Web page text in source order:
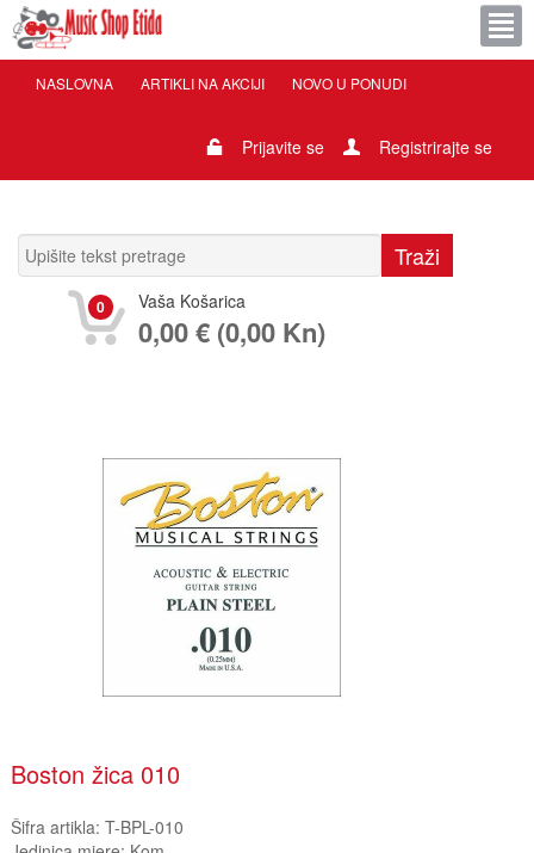
NASLOVNA ARTIKLI NA AKCIJI NOVO U PONUDI
Prijavite se Registrirajte se
0 Vaša Košarica
0,00 € (0,00 Kn)
Boston žica 010
Šifra artikla: T-BPL-010